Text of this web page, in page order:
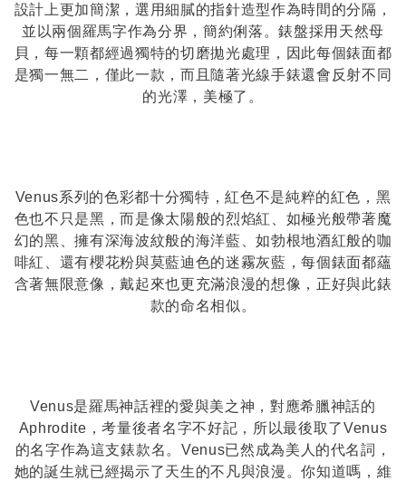
設計上更加簡潔，選用細膩的指針造型作為時間的分隔，
並以兩個羅馬字作為分界，簡約俐落。錶盤採用天然母
貝，每一顆都經過獨特的切磨拋光處理，因此每個錶面都
是獨一無二，僅此一款，而且隨著光線手錶還會反射不同
的光澤，美極了。
Venus系列的色彩都十分獨特，紅色不是純粹的紅色，黑
色也不只是黑，而是像太陽般的烈焰紅、如極光般帶著魔
幻的黑、擁有深海波紋般的海洋藍、如勃根地酒紅般的咖
啡紅、還有櫻花粉與莫藍迪色的迷霧灰藍，每個錶面都蘊
含著無限意像，戴起來也更充滿浪漫的想像，正好與此錶
款的命名相似。
Venus是羅馬神話裡的愛與美之神，對應希臘神話的
Aphrodite，考量後者名字不好記，所以最後取了Venus
的名字作為這支錶款名。Venus已然成為美人的代名詞，
她的誕生就已經揭示了天生的不凡與浪漫。你知道嗎，維